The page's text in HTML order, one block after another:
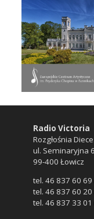
Radio Victoria
Rozgłośnia
ul. Seminaryjna
99-400 Łowicz
tel. 46 837 60
tel. 46 837 60
tel. 46 837 33